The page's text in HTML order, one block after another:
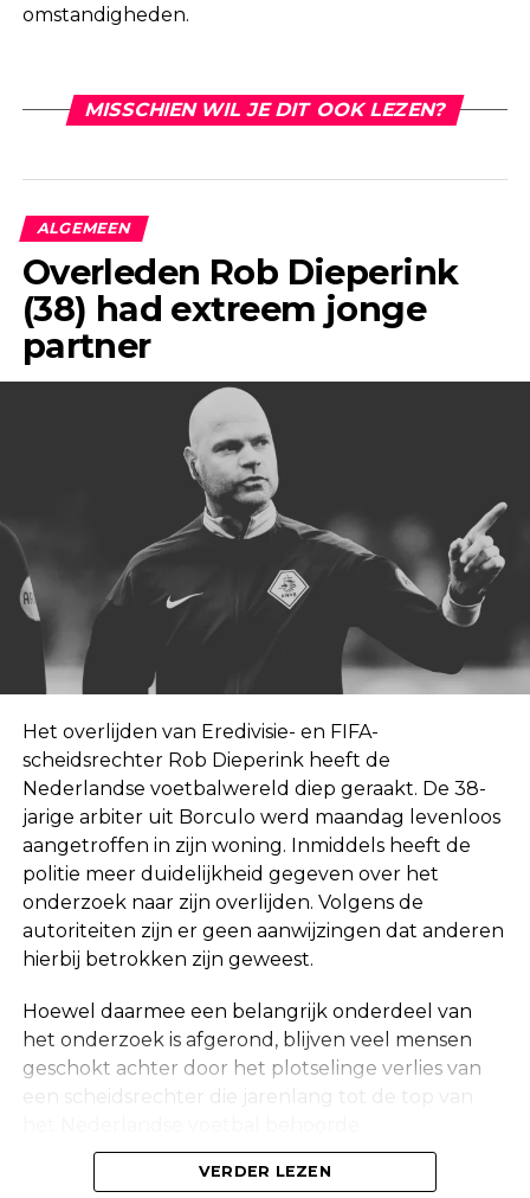
omstandigheden.
MISSCHIEN WIL JE DIT OOK LEZEN?
ALGEMEEN
Overleden Rob Dieperink
(38) had extreem jonge
partner
Het overlijden van Eredivisie- en FIFA-
scheidsrechter Rob Dieperink heeft de
Nederlandse voetbalwereld diep geraakt. De 38-
jarige arbiter uit Borculo werd maandag levenloos
aangetroffen in zijn woning. Inmiddels heeft de
politie meer duidelijkheid gegeven over het
onderzoek naar zijn overlijden. Volgens de
autoriteiten zijn er geen aanwijzingen dat anderen
hierbij betrokken zijn geweest.
Hoewel daarmee een belangrijk onderdeel van
het onderzoek is afgerond, blijven veel mensen
geschokt achter door het plotselinge verlies van
een scheidsrechter die jarenlang tot de top van
Onderzoek na vondst in woning
VERDER LEZEN